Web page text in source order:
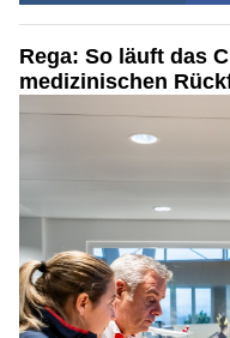
Rega: So läuft das
medizinischen